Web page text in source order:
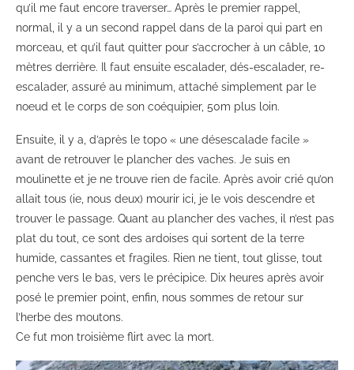
qu’il me faut encore traverser… Après le premier rappel,
normal, il y a un second rappel dans de la paroi qui part en
morceau, et qu’il faut quitter pour s’accrocher à un câble, 10
mètres derrière. Il faut ensuite escalader, dés-escalader, re-
escalader, assuré au minimum, attaché simplement par le
noeud et le corps de son coéquipier, 50m plus loin.
Ensuite, il y a, d’après le topo « une désescalade facile »
avant de retrouver le plancher des vaches. Je suis en
moulinette et je ne trouve rien de facile. Après avoir crié qu’on
allait tous (ie, nous deux) mourir ici, je le vois descendre et
trouver le passage. Quant au plancher des vaches, il n’est pas
plat du tout, ce sont des ardoises qui sortent de la terre
humide, cassantes et fragiles. Rien ne tient, tout glisse, tout
penche vers le bas, vers le précipice. Dix heures après avoir
posé le premier point, enfin, nous sommes de retour sur
l’herbe des moutons.
Ce fut mon troisième flirt avec la mort.